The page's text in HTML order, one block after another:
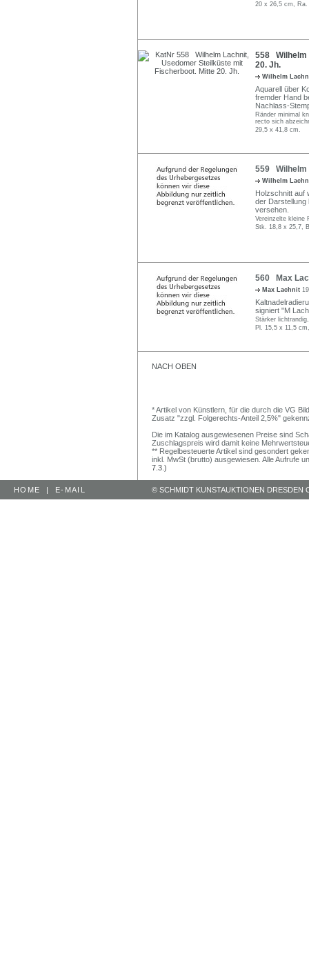
20 x 26,5 cm,
558 Wilhelm
20. Jh.
Wilhelm
Aquarell über
fremder Hand
Nachlass-
Ränder minimal
recto sich
29,5 x 41,8 cm.
559 Wilhelm
Wilhelm
Holzschnitt auf
der Darstellung
versehen.
Vereinzelte kleine
Stk. 18,8 x 25,7,
560 Max
Max Lachnit
signiert "M
Stärker
Pl. 15,5 x 11,5
NACH OBEN
* Artikel von Künstlern, für die durch die VG
Zusatz "zzgl. Folgerechts-Anteil 2,5%"
Die im Katalog ausgewiesenen Preise sind
Zuschlagspreis wird damit keine
** Regelbesteuerte Artikel sind gesondert
inkl. MwSt (brutto) ausgewiesen. Alle Aufrufe
7.3.)
HOME | E-MAIL © SCHMIDT KUNSTAUKTIONEN DRESDEN